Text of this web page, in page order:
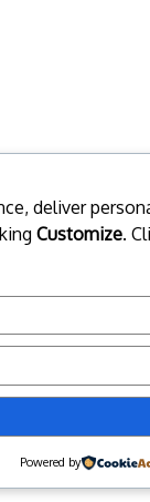
deliver
Customize.
Powered by